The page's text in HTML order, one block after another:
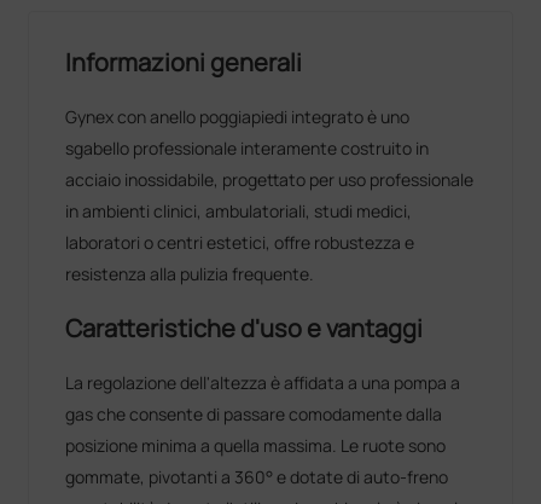
Informazioni generali
Gynex con anello poggiapiedi integrato è uno
sgabello professionale interamente costruito in
acciaio inossidabile, progettato per uso professionale
in ambienti clinici, ambulatoriali, studi medici,
laboratori o centri estetici, offre robustezza e
resistenza alla pulizia frequente.
Caratteristiche d'uso e vantaggi
La regolazione dell'altezza è affidata a una pompa a
gas che consente di passare comodamente dalla
posizione minima a quella massima. Le ruote sono
gommate, pivotanti a 360° e dotate di auto‑freno